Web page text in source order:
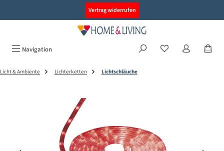
Vertrag widerrufen
Navigation
Licht & Ambiente Lichterketten Lichtschläuche
Bildergalerie überspringen